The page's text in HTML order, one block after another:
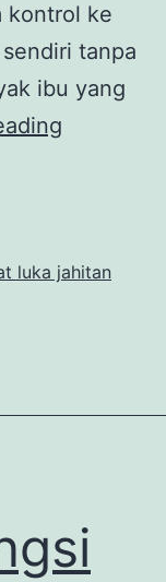
kontrol ke
tanpa
ibu yang
Bisa
Ulang,
luka jahitan